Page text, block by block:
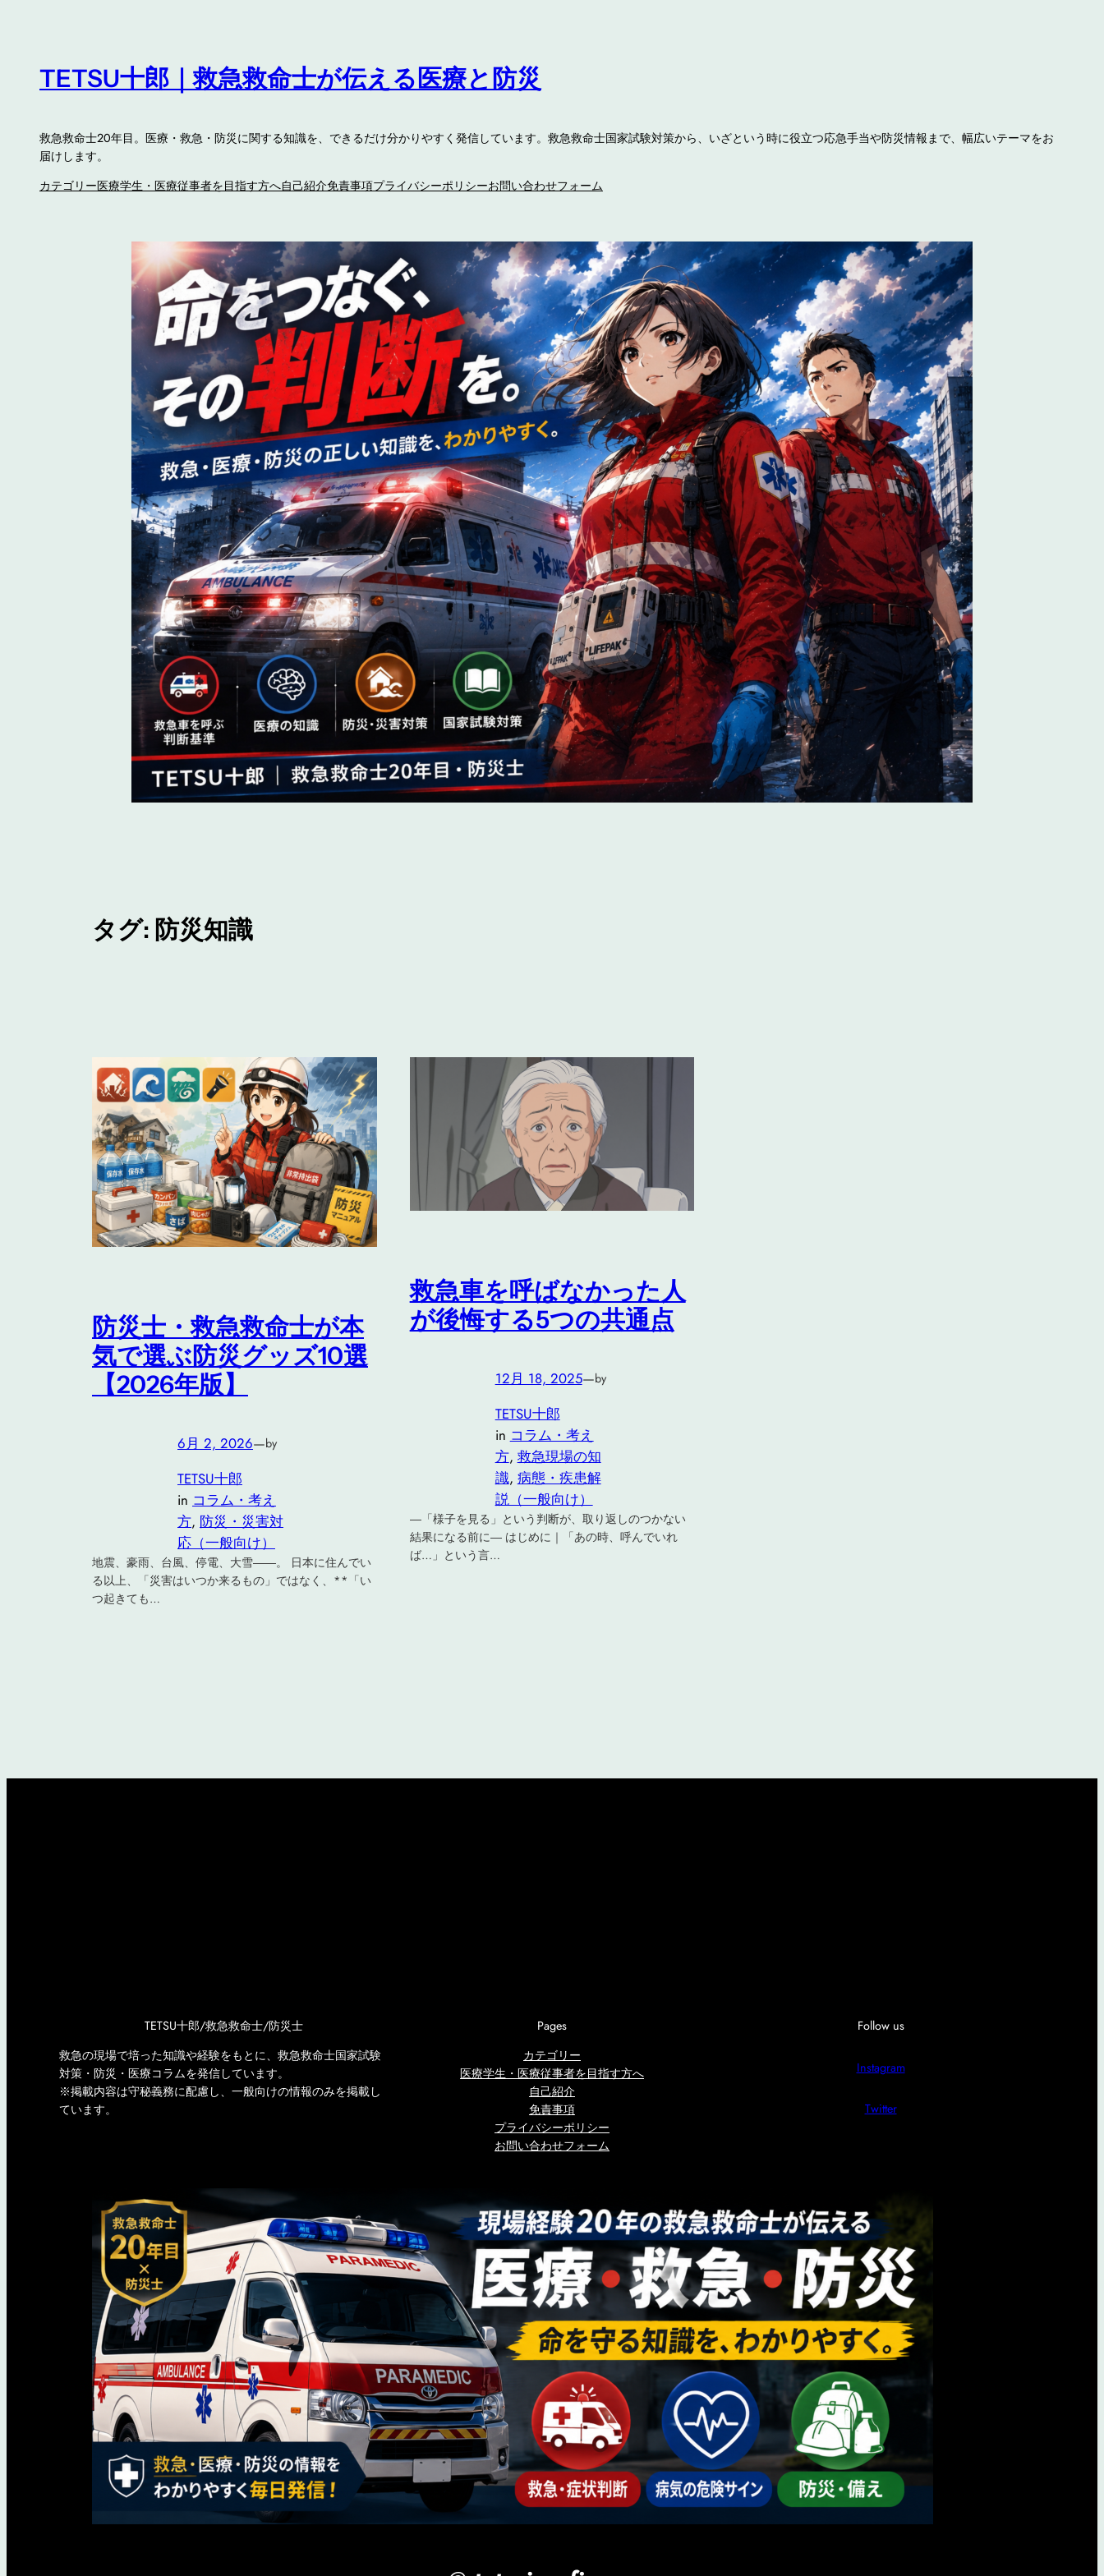
TETSU十郎｜救急救命士が伝える医療と防災
救急救命士20年目。医療・救急・防災に関する知識を、できるだけ分かりやすく発信しています。救急救命士国家試験対策から、いざという時に役立つ応急手当や防災情報まで、幅広いテーマをお
届けします。
カテゴリー医療学生・医療従事者を目指す方へ自己紹介免責事項プライバシーポリシーお問い合わせフォーム
タグ: 防災知識
防災士・救急救命士が本
気で選ぶ防災グッズ10選
【2026年版】
6月 2, 2026—by
TETSU十郎
in コラム・考え
方, 防災・災害対
応（一般向け）
地震、豪雨、台風、停電、大雪――。 日本に住んでい
る以上、「災害はいつか来るもの」ではなく、**「い
つ起きても…
救急車を呼ばなかった人
が後悔する5つの共通点
12月 18, 2025—by
TETSU十郎
in コラム・考え
方, 救急現場の知
識, 病態・疾患解
説（一般向け）
―「様子を見る」という判断が、取り返しのつかない
結果になる前に― はじめに｜「あの時、呼んでいれ
ば…」という言…
TETSU十郎/救急救命士/防災士
救急の現場で培った知識や経験をもとに、救急救命士国家試験
対策・防災・医療コラムを発信しています。
※掲載内容は守秘義務に配慮し、一般向けの情報のみを掲載し
ています。
Pages
カテゴリー
医療学生・医療従事者を目指す方へ
自己紹介
免責事項
プライバシーポリシー
お問い合わせフォーム
Follow us
Instagram
Twitter